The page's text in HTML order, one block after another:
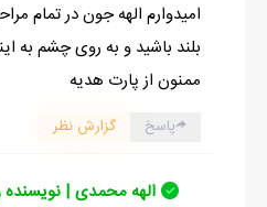
امیدوارم الهه جون در تمام
بلند باشید و به روی چشم به
ممنون از پارت هدیه
پاسخ گزارش نظر
الهه محمدی | نویسنده